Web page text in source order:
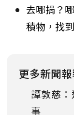
去哪捐？
積物，找
更多新聞
譚敦慈
事